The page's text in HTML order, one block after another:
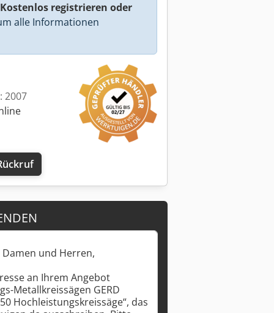
Kostenlos registrieren oder
alle Informationen
2007